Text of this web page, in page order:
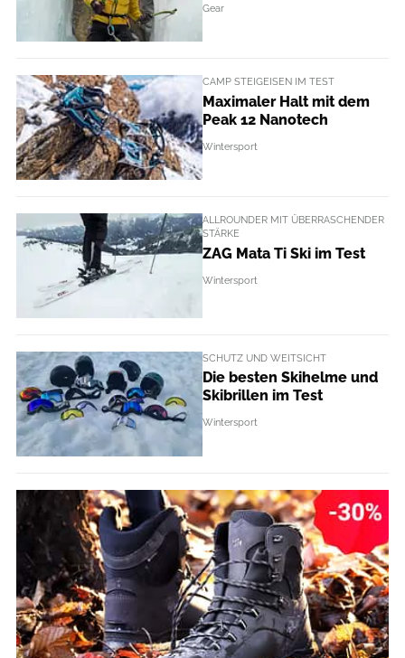
Gear
CAMP STEIGEISEN IM TEST
Maximaler Halt mit dem
Peak 12 Nanotech
Wintersport
ALLROUNDER MIT ÜBERRASCHENDER
STÄRKE
ZAG Mata Ti Ski im Test
Wintersport
SCHUTZ UND WEITSICHT
Die besten Skihelme und
Skibrillen im Test
Wintersport